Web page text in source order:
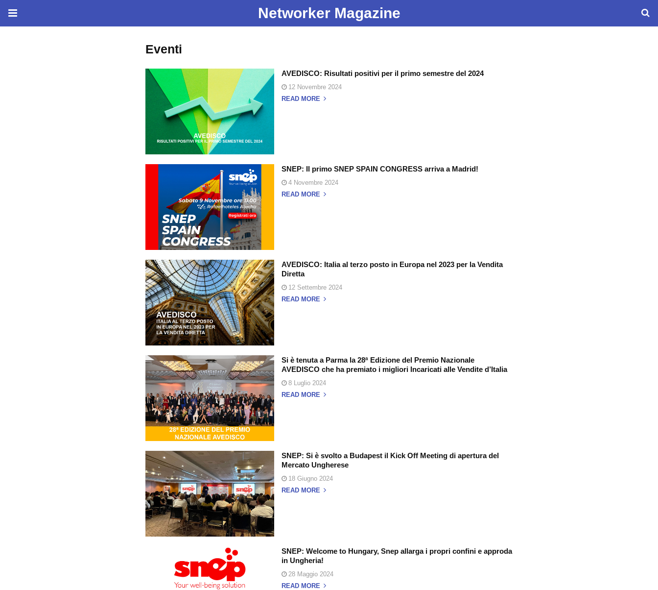
Networker Magazine
Eventi
AVEDISCO: Risultati positivi per il primo semestre del 2024
12 Novembre 2024
READ MORE
SNEP: Il primo SNEP SPAIN CONGRESS arriva a Madrid!
4 Novembre 2024
READ MORE
AVEDISCO: Italia al terzo posto in Europa nel 2023 per la Vendita
Diretta
12 Settembre 2024
READ MORE
Si è tenuta a Parma la 28ª Edizione del Premio Nazionale
AVEDISCO che ha premiato i migliori Incaricati alle Vendite d’Italia
8 Luglio 2024
READ MORE
SNEP: Si è svolto a Budapest il Kick Off Meeting di apertura del
Mercato Ungherese
18 Giugno 2024
READ MORE
SNEP: Welcome to Hungary, Snep allarga i propri confini e approda
in Ungheria!
28 Maggio 2024
READ MORE